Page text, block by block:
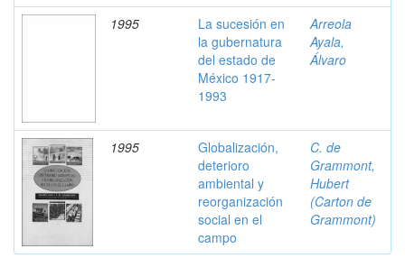
1995
La sucesión en
la gubernatura
del estado de
México 1917-
1993
Arreola
Ayala,
Álvaro
1995
Globalización,
deterioro
ambiental y
reorganización
social en el
campo
C. de
Grammont,
Hubert
(Carton de
Grammont)